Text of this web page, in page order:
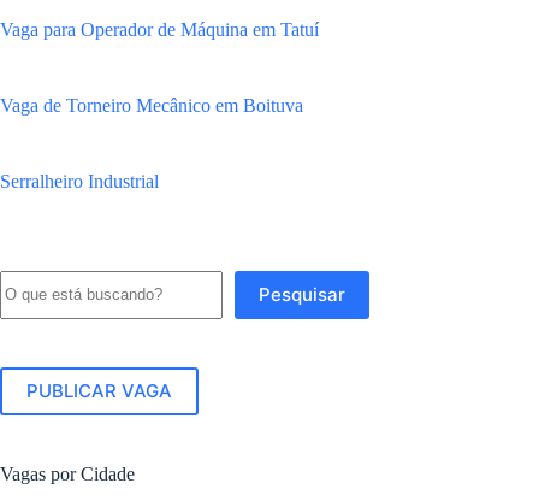
Vaga para Operador de Máquina em Tatuí
Vaga de Torneiro Mecânico em Boituva
Serralheiro Industrial
Pesquisar
PUBLICAR VAGA
Vagas por Cidade